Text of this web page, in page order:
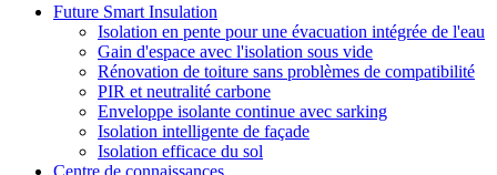
Future Smart Insulation
Isolation en pente pour une évacuation intégrée de l'eau
Gain d'espace avec l'isolation sous vide
Rénovation de toiture sans problèmes de compatibilité
PIR et neutralité carbone
Enveloppe isolante continue avec sarking
Isolation intelligente de façade
Isolation efficace du sol
Centre de connaissances